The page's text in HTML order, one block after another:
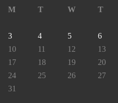
M T W T
3
4 5 6
10
11 12 13
17
18 19 20
24
25 26 27
31